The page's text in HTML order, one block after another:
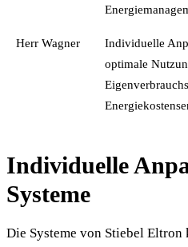
Herr Wagner
Individuelle
optimale
Individuelle
Systeme
Die Systeme von Stiebel